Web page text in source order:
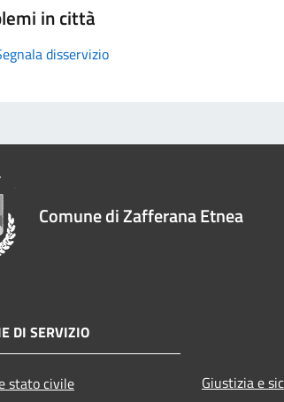
in città
disservizio
Comune di Zafferana Etnea
DI SERVIZIO
stato civile Giustizia e